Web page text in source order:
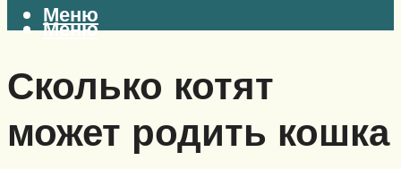
Меню
Меню
Сколько котят
может родить кошка